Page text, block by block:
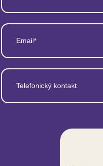
Email*
Telefonický kontakt